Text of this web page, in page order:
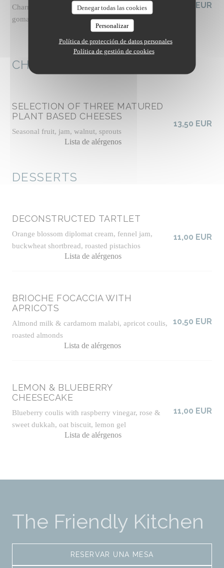
Denegar todas las cookies
Personalizar
Política de protección de datos personales
Política de gestión de cookies
Charred zucchini and broccoli, chili oil, cashew
gomasio, thai basil shoots
Lista de alérgenos
19,50 EUR
CHEESE
SELECTION OF THREE MATURED
PLANT BASED CHEESES
Seasonal fruit, jam, walnut, sprouts
Lista de alérgenos
13,50 EUR
DESSERTS
DECONSTRUCTED TARTLET
Orange blossom diplomat cream, fennel jam,
buckwheat shortbread, roasted pistachios
Lista de alérgenos
11,00 EUR
BRIOCHE FOCACCIA WITH
APRICOTS
Almond milk & cardamom malabi, apricot coulis,
roasted almonds
Lista de alérgenos
10,50 EUR
LEMON & BLUEBERRY
CHEESECAKE
Blueberry coulis with raspberry vinegar, rose &
sweet dukkah, oat biscuit, lemon gel
Lista de alérgenos
11,00 EUR
The Friendly Kitchen
RESERVAR UNA MESA